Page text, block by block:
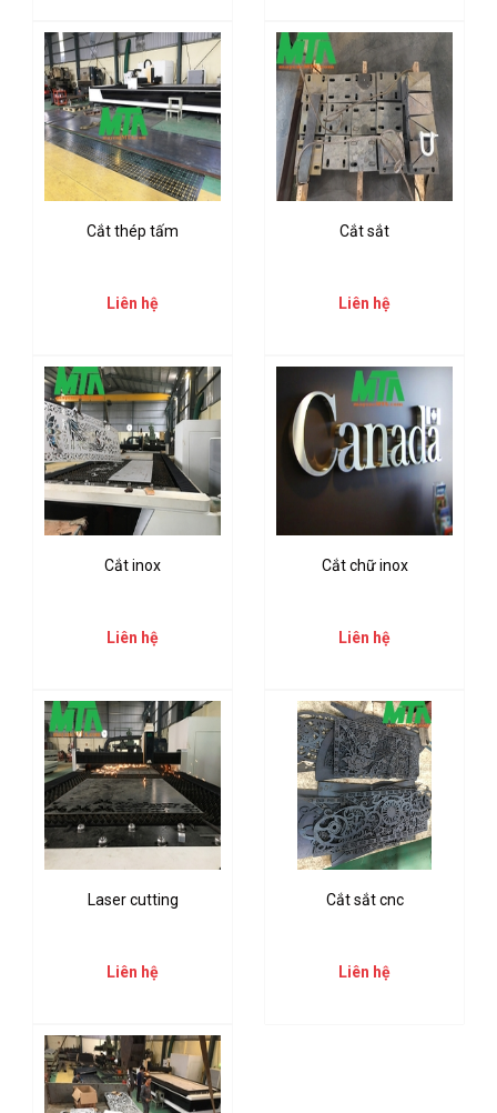
Cắt thép tấm
Liên hệ
Cắt sắt
Liên hệ
Cắt inox
Liên hệ
Cắt chữ inox
Liên hệ
Laser cutting
Liên hệ
Cắt sắt cnc
Liên hệ